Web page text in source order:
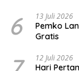
6 13 Juli 2026
Pemko
Gratis
12 Juli 2026
Hari